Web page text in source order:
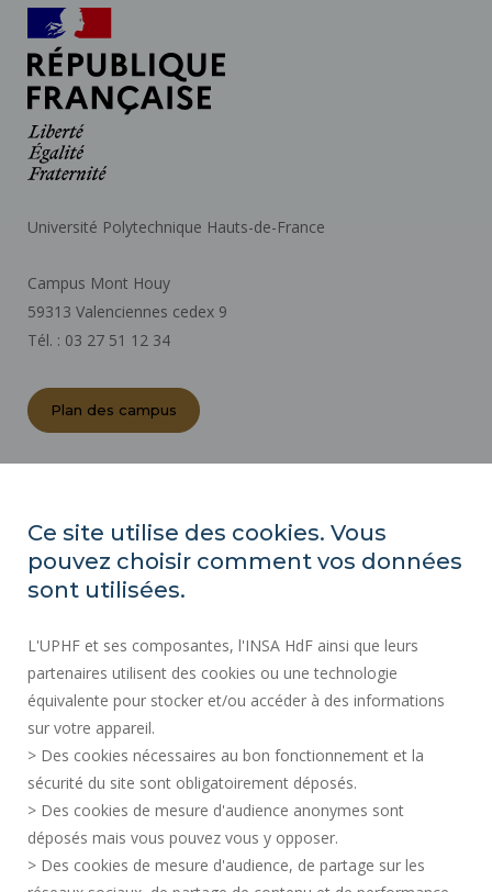
Université Polytechnique Hauts-de-France
Campus Mont Houy
59313 Valenciennes cedex 9
Tél. : 03 27 51 12 34
Plan des campus
PLAN DU SITE
PLAN DES CAMPUS
MENTIONS LÉGALES
CONTACTS
SERVICES PUBLICS +
CRÉDITS
JE DONNE MON AVIS
ACCESSIBILITÉ : NON CONFORME
Ce site utilise des cookies. Vous
pouvez choisir comment vos données
sont utilisées.
L'UPHF et ses composantes, l'INSA HdF ainsi que leurs
partenaires utilisent des cookies ou une technologie
équivalente pour stocker et/ou accéder à des informations
sur votre appareil.
> Des cookies nécessaires au bon fonctionnement et la
sécurité du site sont obligatoirement déposés.
> Des cookies de mesure d'audience anonymes sont
déposés mais vous pouvez vous y opposer.
> Des cookies de mesure d'audience, de partage sur les